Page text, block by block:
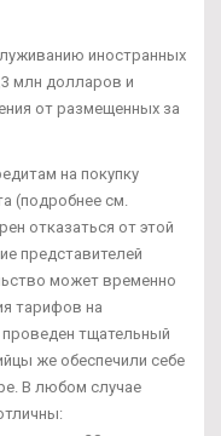
иностранных
млн долларов и
от размещенных за
на покупку
(подробнее см.
отказаться от этой
представителей
может временно
тарифов на
тщательный
же обеспечили себе
В любом случае